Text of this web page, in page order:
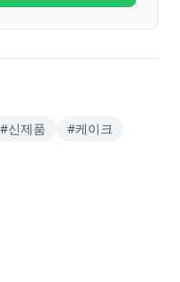
#신제품 #케이크